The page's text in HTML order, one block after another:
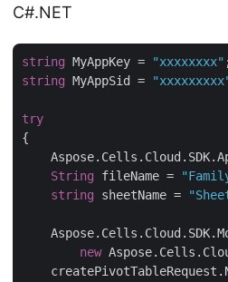
C#.NET
string MyAppKey = "xxxxxxxx"
string MyAppSid =
try
{
String fileName =
string sheetName =
new